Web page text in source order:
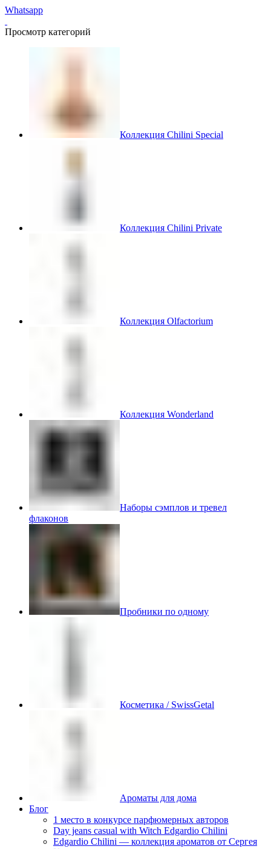
Whatsapp
Просмотр категорий
Коллекция Chilini Special
Коллекция Chilini Private
Коллекция Olfactorium
Коллекция Wonderland
Наборы сэмплов и тревел
флаконов
Пробники по одному
Косметика / SwissGetal
Ароматы для дома
Блог
1 место в конкурсе парфюмерных авторов
Day jeans casual with Witch Edgardio Chilini
Edgardio Chilini — коллекция ароматов от Сергея